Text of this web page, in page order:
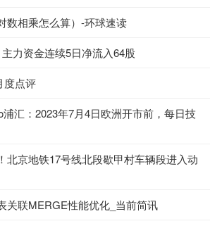
数相乘怎么算）-环球速读
力资金连续5日净流入64股
度点评
浦汇：2023年7月4日欧洲开市前，每日技
北京地铁17号线北段歇甲村车辆段进入动
关联MERGE性能优化_当前简讯